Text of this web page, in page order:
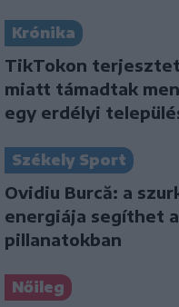
Krónika
TikTokon
miatt támadtak
egy erdélyi
Székely Sport
Ovidiu Burcă: a
energiája segíthet
pillanatokban
Nőileg